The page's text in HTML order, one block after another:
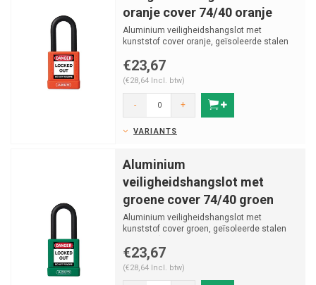
oranje cover 74/40 oranje
Aluminium veiligheidshangslot met
kunststof cover oranje, geïsoleerde stalen
€23,67
(€28,64 Incl. btw)
- +
VARIANTS
Aluminium
veiligheidshangslot met
groene cover 74/40 groen
Aluminium veiligheidshangslot met
kunststof cover groen, geïsoleerde stalen
€23,67
(€28,64 Incl. btw)